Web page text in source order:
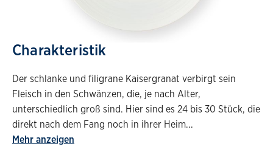
Charakteristik
Der schlanke und filigrane Kaisergranat verbirgt sein
Fleisch in den Schwänzen, die, je nach Alter,
unterschiedlich groß sind. Hier sind es 24 bis 30 Stück, die
direkt nach dem Fang noch in ihrer Heim...
Mehr anzeigen